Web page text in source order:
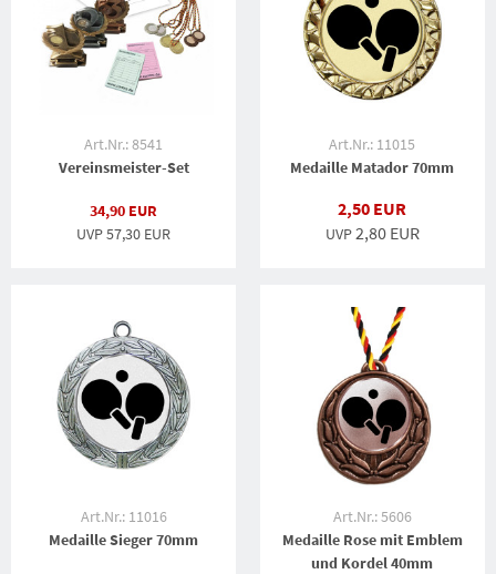
Art.Nr.: 8541
Vereinsmeister-Set
34,90 EUR
UVP 57,30 EUR
Art.Nr.: 11015
Medaille Matador 70mm
2,50 EUR
UVP2,80 EUR
Art.Nr.: 11016
Medaille Sieger 70mm
Art.Nr.: 5606
Medaille Rose mit Emblem
und Kordel 40mm